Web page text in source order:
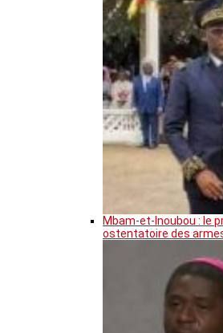
Mbam-et-Inoubou : le
ostentatoire des